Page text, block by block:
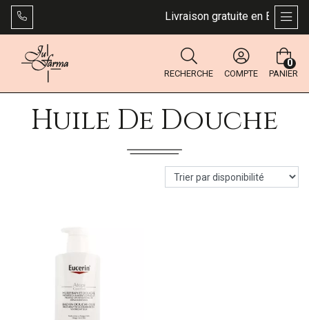
Livraison gratuite en
RECHERCHE COMPTE PANIER
0
Huile De Douche